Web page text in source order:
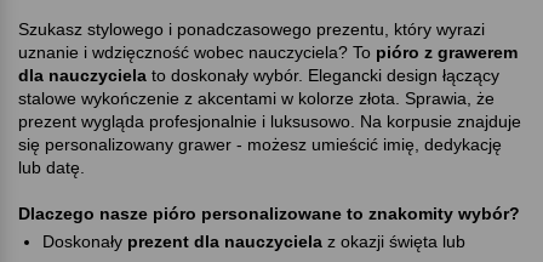
Szukasz stylowego i ponadczasowego prezentu, który wyrazi
uznanie i wdzięczność wobec nauczyciela? To pióro z grawerem
dla nauczyciela to doskonały wybór. Elegancki design łączący
stalowe wykończenie z akcentami w kolorze złota. Sprawia, że
prezent wygląda profesjonalnie i luksusowo. Na korpusie znajduje
się personalizowany grawer - możesz umieścić imię, dedykację
lub datę.
Dlaczego nasze pióro personalizowane to znakomity wybór
Doskonały prezent dla nauczyciela z okazji święta lub